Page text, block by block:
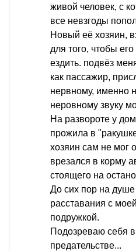
живой человек, с
все невзгоды
Новый её хозяин,
для того, чтобы
ездить. подвёз
как пассажир,
нервному, именно
неровному звуку
На развороте у
прожила в
хозяин сам не мог
врезался в корму
стоящего на
До сих пор на душе
расставания с
подружкой.
Подозреваю себя
предательстве...